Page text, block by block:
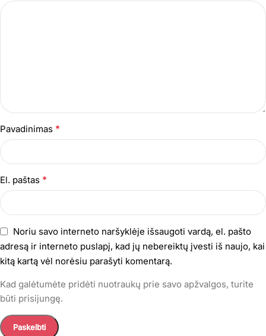
Pavadinimas *
El. paštas *
Noriu savo interneto naršyklėje išsaugoti vardą, el. pašto
adresą ir interneto puslapį, kad jų nebereiktų įvesti iš naujo, kai
kitą kartą vėl norėsiu parašyti komentarą.
Kad galėtumėte pridėti nuotraukų prie savo apžvalgos, turite
būti prisijungę.